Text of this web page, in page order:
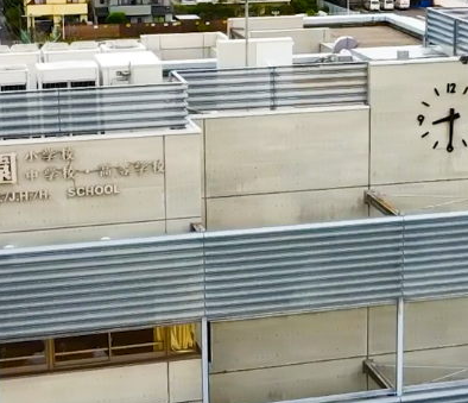
基本情報
日出学園の歩み
創立90周年記念事業
学園の取組み
各種取り組み
学園通信
日出学園ICT化への取り組み
女性活躍推進法に基づく一般事
業主行動計画
お問い合わせ
資料請求
職員用ポータルページ
生徒用ポータルページ
このサイトについて
個人情報の取り扱いについ
FOLLOW & SHARE